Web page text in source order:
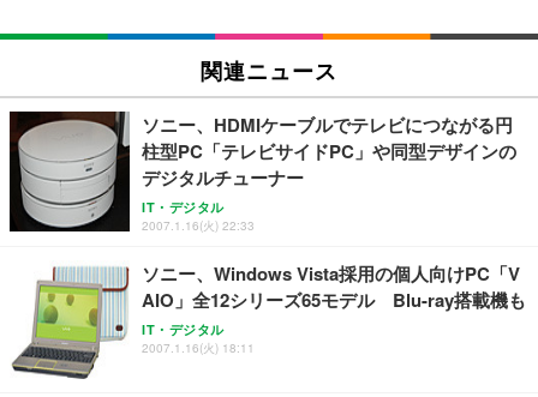
Sezlife オフィスチェア デスクチェア 疲れない テレ
ワーク チェア 強化バックレスト 30度ロッキング機
レスト 3Dヘッドレスト ハンガー付き 高反発クッシ
ョン PCチェア 通気性メッシュ ゲーミング/勉強/事
務用 おしゃれ パソコンチェア (ブラック)
￥7,680
Sezlife オフィスチェア デスクチェア 疲れない テレ
ワーク チェア 強化バックレスト 30度ロッキング機
レスト 3Dヘッドレスト ハンガー付き 高反発クッシ
ョン PCチェア 通気性メッシュ ゲーミング/勉強/事
務用 おしゃれ パソコンチェア (ホワイト)
￥7,680
ANDWINT オフィスチェア デスクチェア 肘なし メ
【純正品】27"ゲーミングモニター DualSense 充電
フック付き（CFI-ZDM1J）
￥49,979
【整備済み品】Dell E2724HS 27インチ 液晶モニタ
ー フルHD（1920×1080）VA 非光沢 HDMI/DisplayP
応 ComfortView ビジネス向け
￥15,800
【MiniLED/24.5inch/280Hz/FHD】GRAPHT THE S
ネオ・ルーライフ ネオ・オムツ L 中型犬用 26枚入
り 単品
￥1,800
Smart Basic(スマートベーシック) 【Amazon.co.jp
限定】 Smart Basic アイリスオーヤマ ペットシーツ
￥3,670
アイリスオーヤマ ペットシーツ 超厚型 お徳用 レギ
関連ニュース
ソニー、HDMIケーブルでテレビにつながる円
柱型PC「テレビサイドPC」や同型デザインの
デジタルチューナー
IT・デジタル
2007.1.16(火) 22:33
ソニー、Windows Vista採用の個人向けPC「V
AIO」全12シリーズ65モデル Blu-ray搭載機も
IT・デジタル
2007.1.16(火) 18:11